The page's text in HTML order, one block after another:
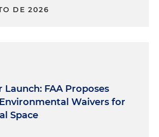
DE 2026
Launch: FAA Proposes
Waivers for
Space